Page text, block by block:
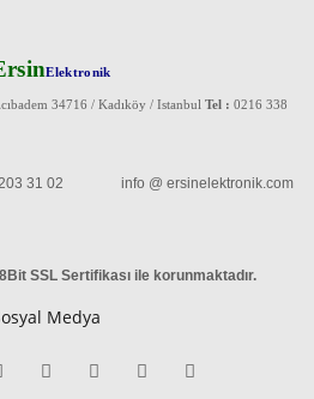
Elektronik
34716 / Kadıköy / Istanbul Tel : 0216 338
203 31 02 info @ ersinelektronik.com
SSL Sertifikası ile korunmaktadır.
Medya